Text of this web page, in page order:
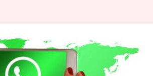
எண்களை
வாட்ஸ்அப்..